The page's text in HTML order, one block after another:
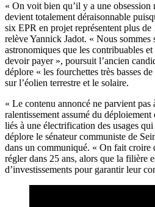
« On voit bien qu’il y a une obsession
devient totalement déraisonnable
six EPR en projet représentent plus de
relève Yannick Jadot. « Nous sommes
astronomiques que les contribuables
devoir payer », poursuit l’ancien
déplore « les fourchettes très basses
sur l’éolien terrestre et le solaire.
« Le contenu annoncé ne parvient pas
ralentissement assumé du déploiement
liés à une électrification des usages
déplore le sénateur communiste de
dans un communiqué. « On fait
régler dans 25 ans, alors que la filière
d’investissements pour garantir leur